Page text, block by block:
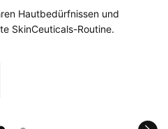
Hautbedürfnissen und
SkinCeuticals-Routine.